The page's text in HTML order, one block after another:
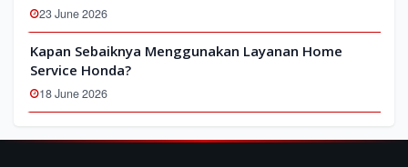
23 June 2026
Kapan Sebaiknya Menggunakan Layanan Home
Service Honda?
18 June 2026